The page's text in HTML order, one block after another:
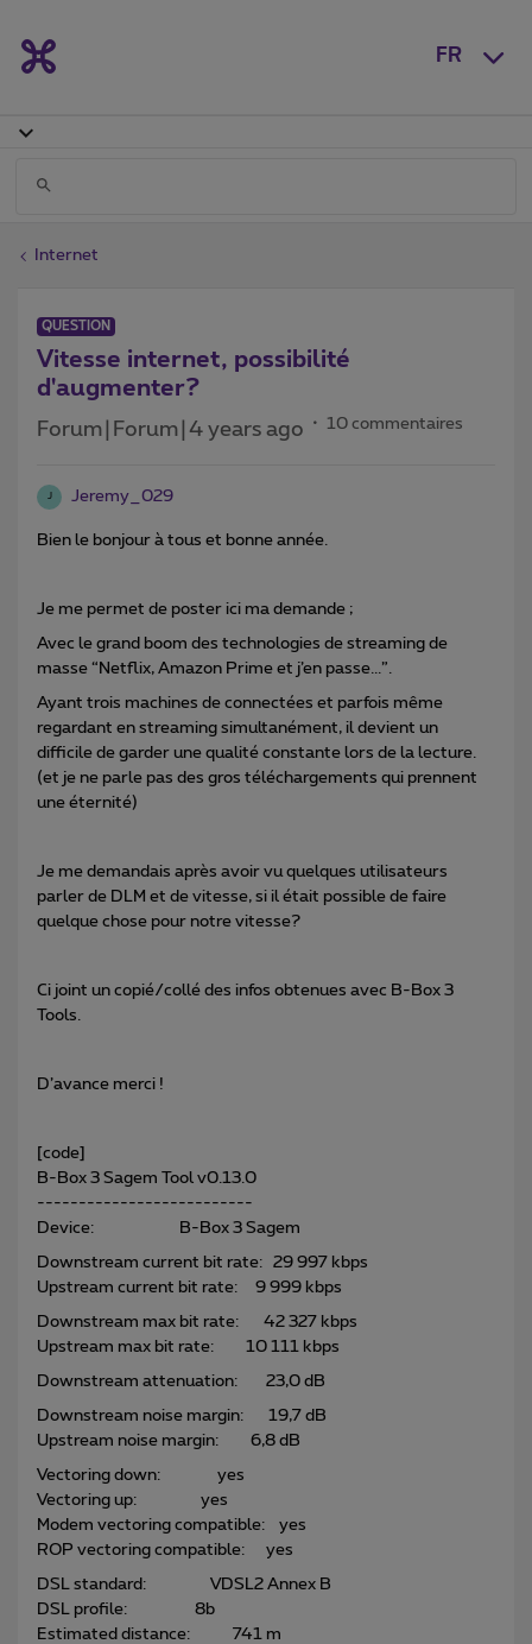
FR
Internet
QUESTION
Vitesse internet, possibilité
d'augmenter?
Forum|Forum|4 years ago 10 commentaires
J Jeremy_029
Bien le bonjour à tous et bonne année.
Je me permet de poster ici ma demande ;
Avec le grand boom des technologies de streaming de
masse “Netflix, Amazon Prime et j’en passe...”.
Ayant trois machines de connectées et parfois même
regardant en streaming simultanément, il devient un
difficile de garder une qualité constante lors de la lecture.
(et je ne parle pas des gros téléchargements qui prennent
une éternité)
Je me demandais après avoir vu quelques utilisateurs
parler de DLM et de vitesse, si il était possible de faire
quelque chose pour notre vitesse?
Ci joint un copié/collé des infos obtenues avec B-Box 3
Tools.
D’avance merci !
[code]
B-Box 3 Sagem Tool v0.13.0
--------------------------
Device: B-Box 3 Sagem
Downstream current bit rate: 29 997 kbps
Upstream current bit rate: 9 999 kbps
Downstream max bit rate: 42 327 kbps
Upstream max bit rate: 10 111 kbps
Downstream attenuation: 23,0 dB
Downstream noise margin: 19,7 dB
Upstream noise margin: 6,8 dB
Vectoring down: yes
Vectoring up: yes
Modem vectoring compatible: yes
ROP vectoring compatible: yes
DSL standard: VDSL2 Annex B
DSL profile: 8b
Estimated distance: 741 m